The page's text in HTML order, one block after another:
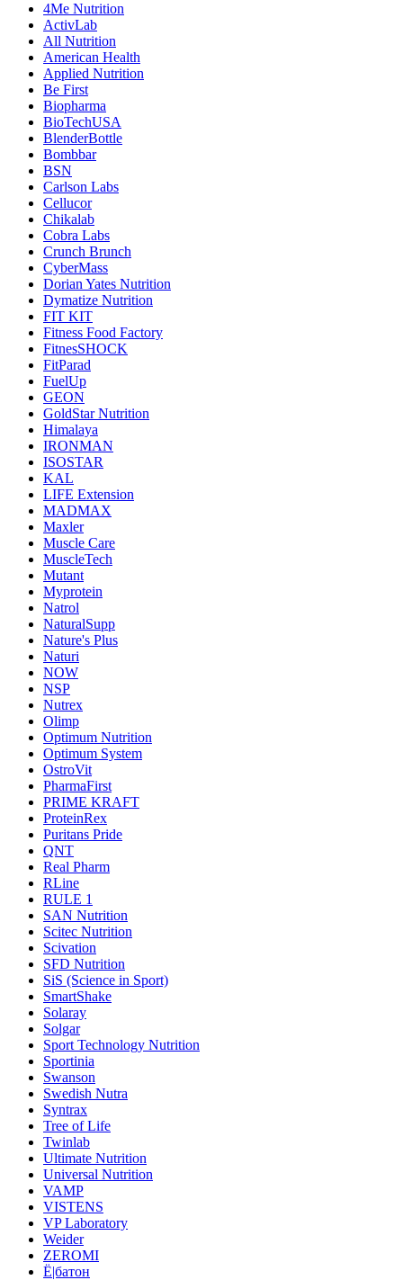
4Me Nutrition
ActivLab
All Nutrition
American Health
Applied Nutrition
Be First
Biopharma
BioTechUSA
BlenderBottle
Bombbar
BSN
Carlson Labs
Cellucor
Chikalab
Cobra Labs
Crunch Brunch
CyberMass
Dorian Yates Nutrition
Dymatize Nutrition
FIT KIT
Fitness Food Factory
FitnesSHOCK
FitParad
FuelUp
GEON
GoldStar Nutrition
Himalaya
IRONMAN
ISOSTAR
KAL
LIFE Extension
MADMAX
Maxler
Muscle Care
MuscleTech
Mutant
Myprotein
Natrol
NaturalSupp
Nature's Plus
Naturi
NOW
NSP
Nutrex
Olimp
Optimum Nutrition
Optimum System
OstroVit
PharmaFirst
PRIME KRAFT
ProteinRex
Puritans Pride
QNT
Real Pharm
RLine
RULE 1
SAN Nutrition
Scitec Nutrition
Scivation
SFD Nutrition
SiS (Science in Sport)
SmartShake
Solaray
Solgar
Sport Technology Nutrition
Sportinia
Swanson
Swedish Nutra
Syntrax
Tree of Life
Twinlab
Ultimate Nutrition
Universal Nutrition
VAMP
VISTENS
VP Laboratory
Weider
ZEROMI
Ё|батон